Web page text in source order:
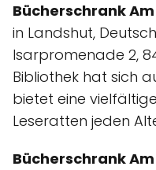
Bücherschrank
in Landshut,
Isarpromenade 2,
Bibliothek hat sich
bietet eine
Leseratten jeden
Bücherschrank